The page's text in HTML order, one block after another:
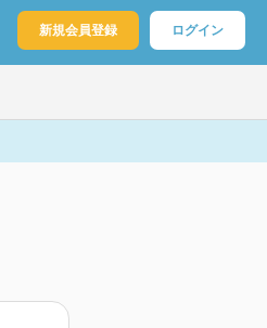
新規会員登録 ログイン